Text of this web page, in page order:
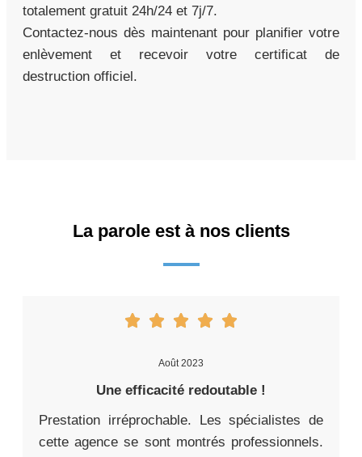
totalement gratuit 24h/24 et 7j/7.
Contactez-nous dès maintenant pour planifier votre
enlèvement et recevoir votre certificat de
destruction officiel.
La parole est à nos clients
Août 2023
Une efficacité redoutable !
Prestation irréprochable. Les spécialistes de
cette agence se sont montrés professionnels.